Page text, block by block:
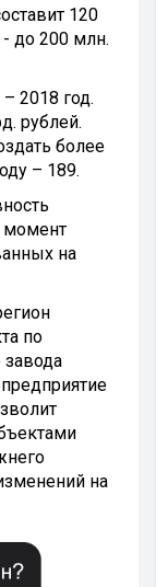
120
- до 200 млн.
2018 год.
рублей.
более
– 189.
момент
на
по
завода
на